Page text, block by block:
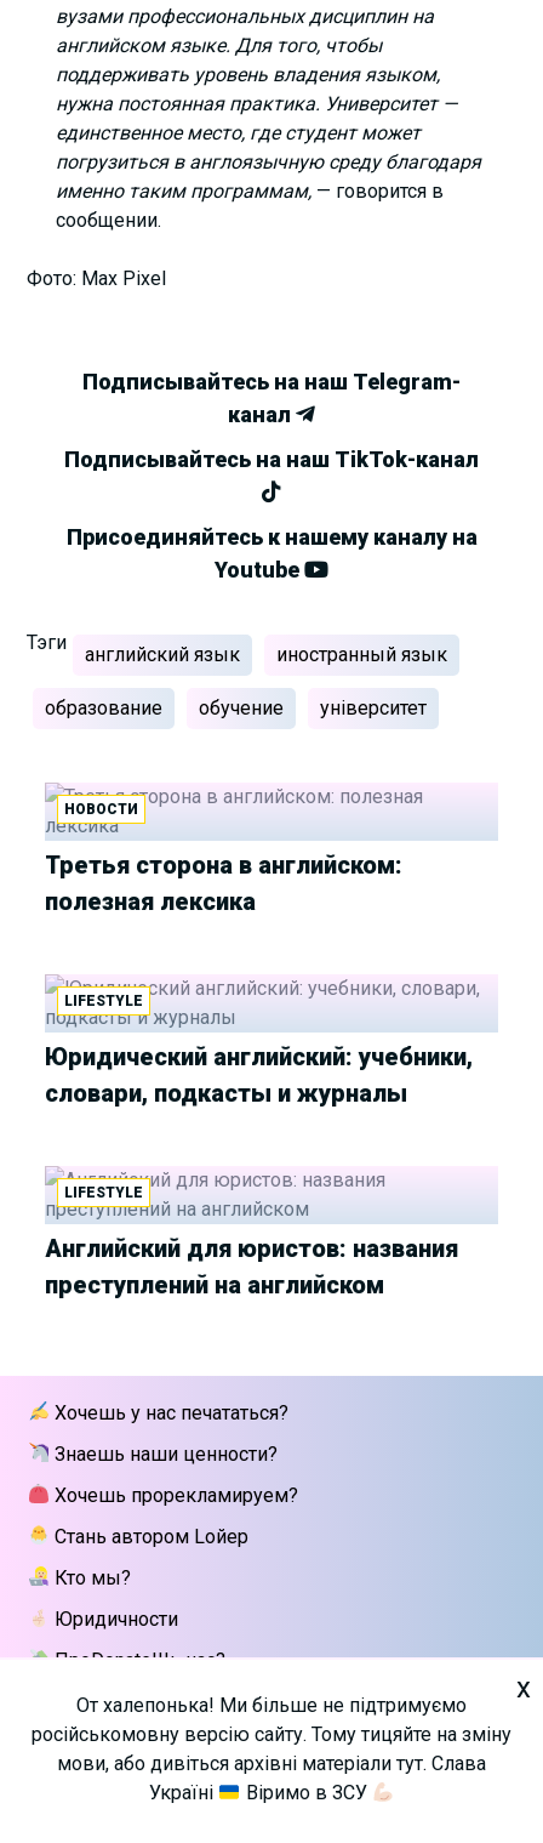
вузами профессиональных дисциплин на
английском языке. Для того, чтобы
поддерживать уровень владения языком,
нужна постоянная практика. Университет —
единственное место, где студент может
погрузиться в англоязычную среду благодаря
именно таким программам, — говорится в
сообщении.
Фото: Max Pixel
Подписывайтесь на наш Telegram-
канал
Подписывайтесь на наш TikTok-канал
Присоединяйтесь к нашему каналу на
Youtube
Тэги
английский язык иностранный язык
образование обучение університет
НОВОСТИ
Третья сторона в английском:
полезная лексика
LIFESTYLE
Юридический английский: учебники,
словари, подкасты и журналы
LIFESTYLE
Английский для юристов: названия
преступлений на английском
x
От халепонька! Ми більше не підтримуємо
російськомовну версію сайту. Тому тицяйте на зміну
мови, або дивіться архівні матеріали тут. Слава
Україні
Віримо в ЗСУ
Хочешь у нас печататься?
Знаешь наши ценности?
Хочешь прорекламируем?
Стань автором Lойер
Кто мы?
Юридичности
ПроDonateШь нас?
Напиши мне